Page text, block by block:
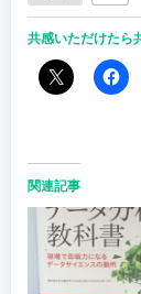
共感いただけたら
関連記事